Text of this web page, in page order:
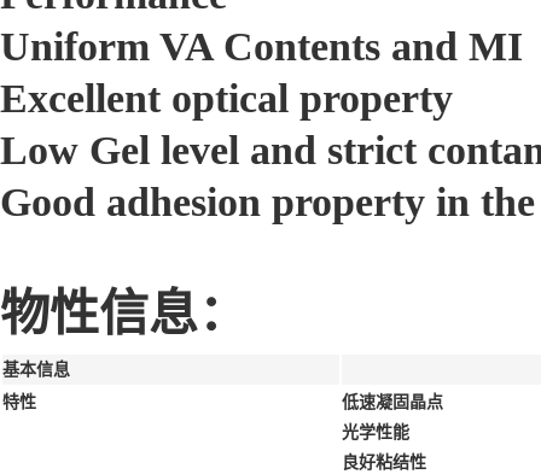
Uniform VA Contents and MI
Excellent optical property
Low Gel level and strict
Good adhesion property in
物性信息：
基本信息
特性
低速凝固晶点
光学性能
良好粘结性